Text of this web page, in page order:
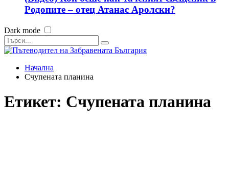
Родопите – отец Атанас Аролски?
Dark mode
Начална
Счупената планина
Етикет: Счупената планина